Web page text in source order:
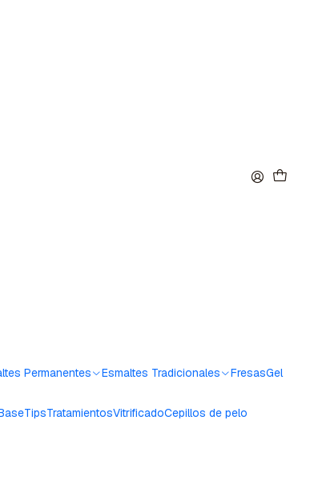
Permanentes Esmaltes Tradicionales FresasGel
TipsTratamientosVitrificadoCepillos de pelo